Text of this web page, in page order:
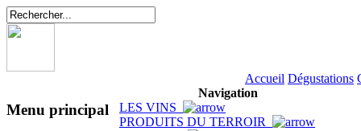
Accueil Dégustations
Menu principal
Navigation
LES VINS
PRODUITS DU TERROIR